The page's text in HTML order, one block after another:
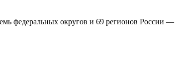
федеральных округов и 69 регионов России —